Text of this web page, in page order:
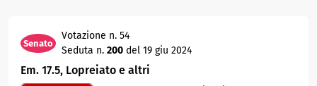
Senato
Votazione n. 54
Seduta n. 200 del 19 giu 2024
Em. 17.5, Lopreiato e altri